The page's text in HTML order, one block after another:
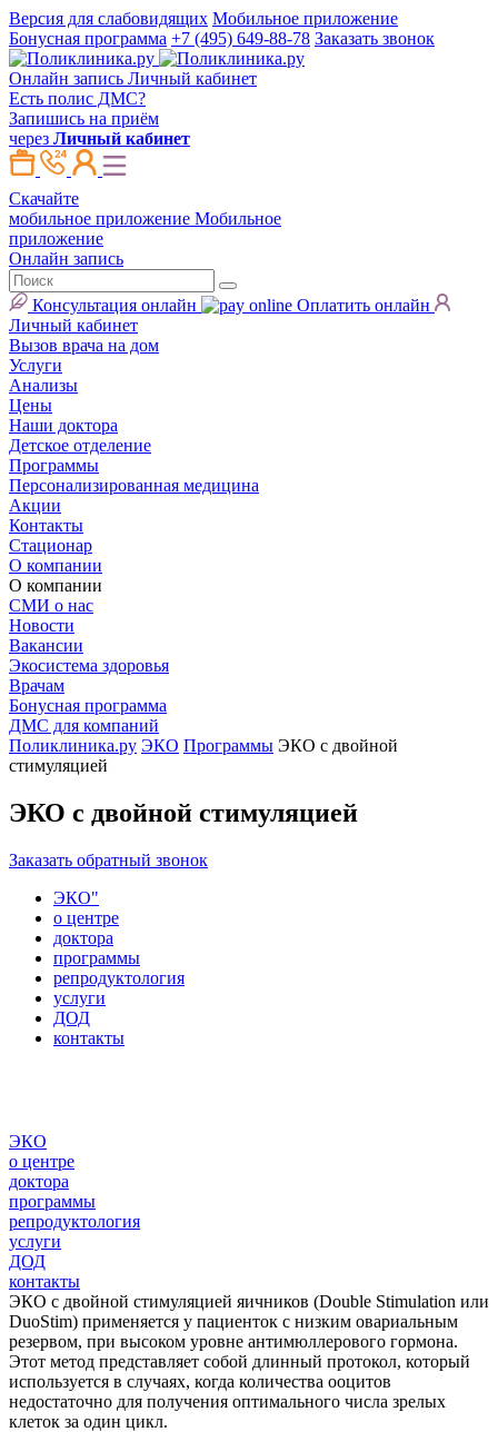
Версия для слабовидящих Мобильное приложение
Бонусная программа +7 (495) 649-88-78 Заказать звонок
Онлайн запись Личный кабинет
Есть полис ДМС?
Запишись на приём
через Личный кабинет
Скачайте
мобильное приложение Мобильное
приложение
Онлайн запись
Консультация онлайн
Оплатить онлайн
Личный кабинет
Вызов врача на дом
Услуги
Анализы
Цены
Наши доктора
Детское отделение
Программы
Персонализированная медицина
Акции
Контакты
Стационар
О компании
О компании
СМИ о нас
Новости
Вакансии
Экосистема здоровья
Врачам
Бонусная программа
ДМС для компаний
Поликлиника.ру ЭКО Программы ЭКО с двойной
стимуляцией
ЭКО с двойной стимуляцией
Заказать обратный звонок
ЭКО"
о центре
доктора
программы
репродуктология
услуги
ДОД
контакты
ЭКО
о центре
доктора
программы
репродуктология
услуги
ДОД
контакты
ЭКО с двойной стимуляцией яичников (Double Stimulation или
DuoStim) применяется у пациенток с низким овариальным
резервом, при высоком уровне антимюллерового гормона.
Этот метод представляет собой длинный протокол, который
используется в случаях, когда количества ооцитов
недостаточно для получения оптимального числа зрелых
клеток за один цикл.